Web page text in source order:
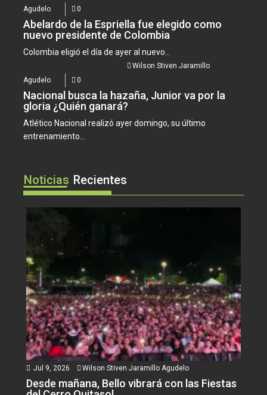
Agudelo
0
Abelardo de la Espriella fue elegido como
nuevo presidente de Colombia
Colombia eligió el día de ayer al nuevo...
Wilson Stiven Jaramillo
Agudelo
0
Nacional busca la hazaña, Junior va por la
gloria ¿Quién ganará?
Atlético Nacional realizó ayer domingo, su último
entrenamiento...
Noticias Recientes
Jul 9, 2026 Wilson Stiven Jaramillo Agudelo
Desde mañana, Bello vibrará con las Fiestas